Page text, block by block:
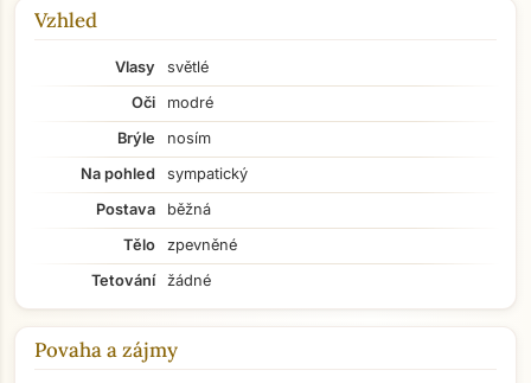
Vzhled
Vlasy
světlé
Oči
modré
Brýle
nosím
Na pohled
sympatický
Postava
běžná
Tělo
zpevněné
Tetování
žádné
Povaha a zájmy